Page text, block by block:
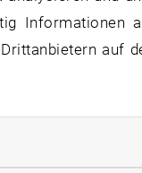
Informationen
auf